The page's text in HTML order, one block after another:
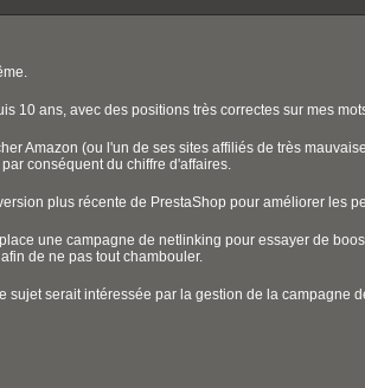
10 ans, avec des positions très correctes sur mes
Amazon (ou l'un de ses sites affiliés de très
conséquent du chiffre d'affaires.
plus récente de PrestaShop pour améliorer les
une campagne de netlinking pour essayer de
de ne pas tout chambouler.
sujet serait intéressée par la gestion de la campagne